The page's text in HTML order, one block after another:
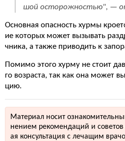
шой осторожностью", —
Основная опасность хурмы
ие которых может вызывать
чника, а также приводить к
Помимо этого хурму не стоит
го возраста, так как она может
цию.
Материал носит
нением рекомендаций и
ая консультация с лечащим